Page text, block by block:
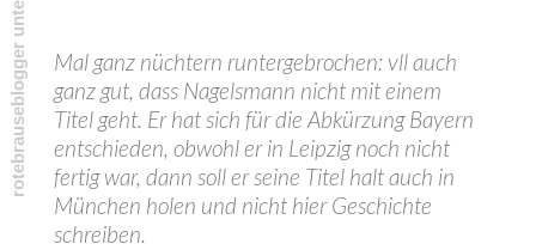
Mal ganz nüchtern runtergebrochen: vll auch
ganz gut, dass Nagelsmann nicht mit einem
Titel geht. Er hat sich für die Abkürzung Bayern
entschieden, obwohl er in Leipzig noch nicht
fertig war, dann soll er seine Titel halt auch in
München holen und nicht hier Geschichte
schreiben.
rotebrauseblogger unterstützen